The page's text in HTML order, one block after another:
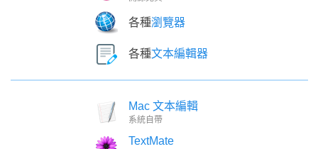
各種瀏覽器
各種文本編輯器
Mac 文本編輯
系統自帶
TextMate